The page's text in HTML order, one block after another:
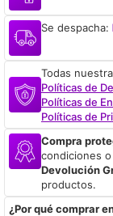
Se despacha:
Todas
Políticas de
Políticas de
Políticas de
Compra
condiciones
Devolución
productos.
¿Por qué comprar